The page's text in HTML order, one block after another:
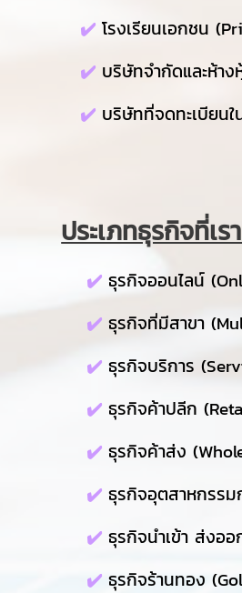
✔️ โรงเรียนเอกชน
✔️ บริษัทจำกัดและห้า
✔️ บริษัทที่จดทะเบียน
ประเภทธุรกิจที่เ
✔️ ธุรกิจออนไลน์
✔️ ธุรกิจที่มีสาขา
✔️ ธุรกิจบริการ
✔️ ธุรกิจค้าปลีก
✔️ ธุรกิจค้าส่ง
✔️ ธุรกิจอุตสาหกรร
✔️ธุรกิจนำเข้า ส่งอ
✔️ ธุรกิจร้านทอง